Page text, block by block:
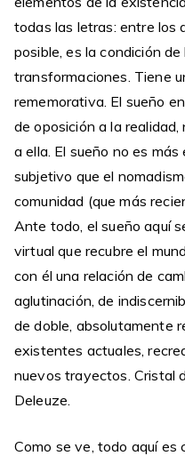
todas las letras: entre los
posible, es la condición
transformaciones. Tiene
rememorativa. El sueño
de oposición a la
a ella. El sueño no es
subjetivo que el
comunidad (que más
Ante todo, el sueño aquí
virtual que recubre el
con él una relación de
aglutinación, de
de doble, absolutamente
existentes actuales,
nuevos trayectos. Cristal
Deleuze.
Como se ve, todo aquí